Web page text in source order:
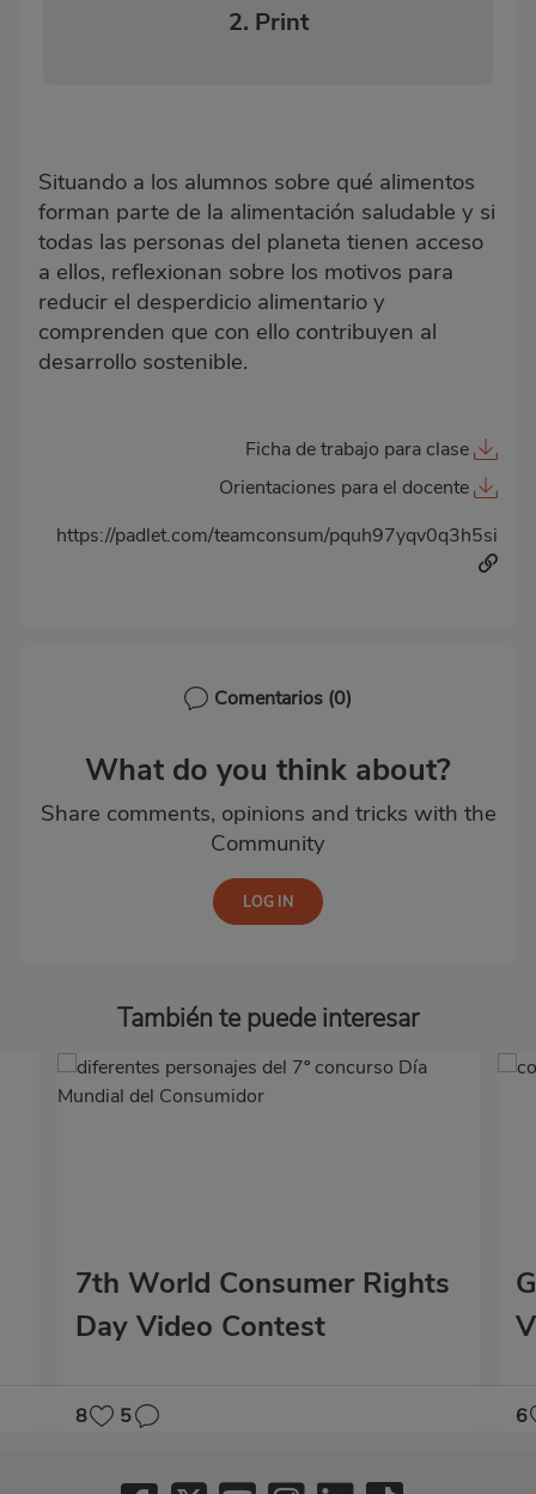
2. Print
Situando a los alumnos sobre qué alimentos
forman parte de la alimentación saludable y si
todas las personas del planeta tienen acceso
a ellos, reflexionan sobre los motivos para
reducir el desperdicio alimentario y
comprenden que con ello contribuyen al
desarrollo sostenible.
Ficha de trabajo para clase
Orientaciones para el docente
https://padlet.com/teamconsum/pquh97yqv0q3h5si
Comentarios (0)
What do you think about?
Share comments, opinions and tricks with the
Community
También te puede interesar
7th World Consumer Rights
Day Video Contest
8 5 6